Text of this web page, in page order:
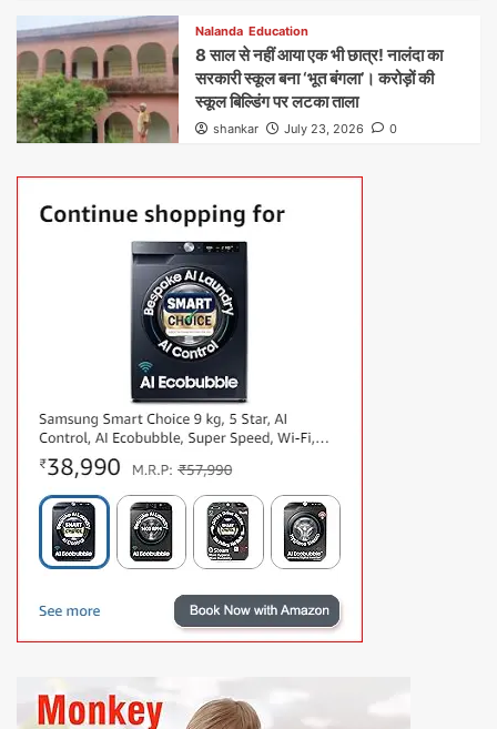
Nalanda Education
8 साल से नहीं आया एक भी छात्र! नालंदा का
सरकारी स्कूल बना ‘भूत बंगला’। करोड़ों की
स्कूल बिल्डिंग पर लटका ताला
shankar July 23, 2026 0